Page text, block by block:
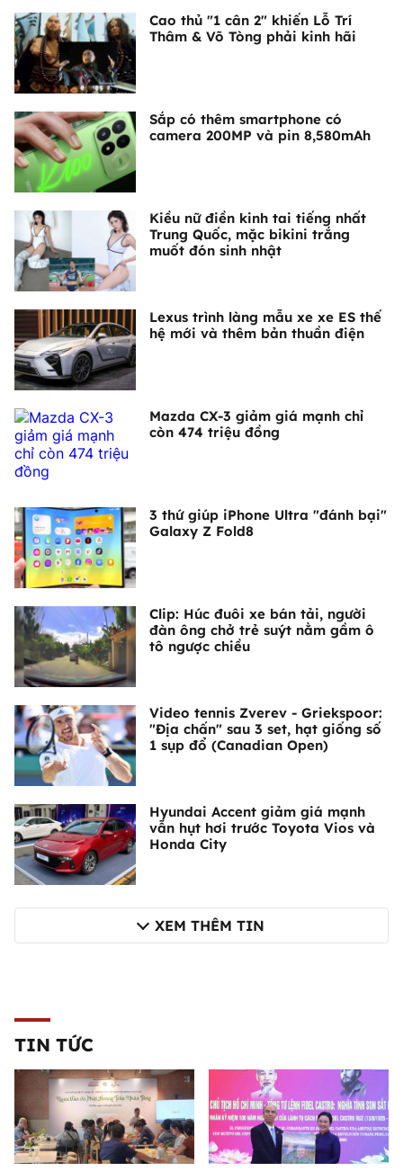
Cao thủ "1 cân 2" khiến Lỗ Trí
Thâm & Võ Tòng phải kinh hãi
Sắp có thêm smartphone có
camera 200MP và pin 8,580mAh
Kiều nữ điền kinh tai tiếng nhất
Trung Quốc, mặc bikini trắng
muốt đón sinh nhật
Lexus trình làng mẫu xe xe ES thế
hệ mới và thêm bản thuần điện
Mazda CX-3 giảm giá mạnh chỉ
còn 474 triệu đồng
3 thứ giúp iPhone Ultra "đánh bại"
Galaxy Z Fold8
Clip: Húc đuôi xe bán tải, người
đàn ông chở trẻ suýt nằm gầm ô
tô ngược chiều
Video tennis Zverev - Griekspoor:
"Địa chấn" sau 3 set, hạt giống số
1 sụp đổ (Canadian Open)
Hyundai Accent giảm giá mạnh
vẫn hụt hơi trước Toyota Vios và
Honda City
XEM THÊM TIN
TIN TỨC